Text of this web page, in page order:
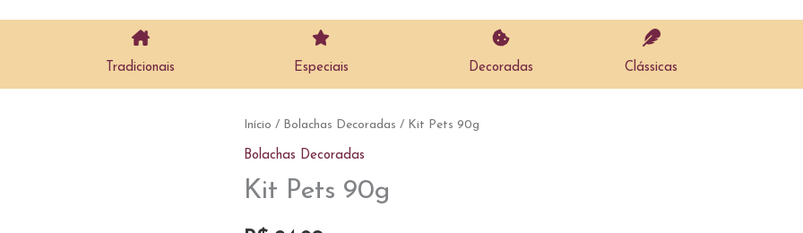
Tradicionais Especiais Decoradas Clássicas
Início / Bolachas Decoradas / Kit Pets 90g
Bolachas Decoradas
Kit Pets 90g